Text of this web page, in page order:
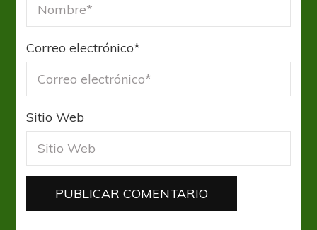
Correo electrónico*
Sitio Web